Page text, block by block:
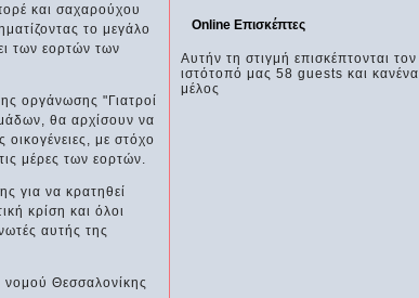
και σαχαρούχου
το μεγάλο
των εορτών των
οργάνωσης "Γιατροί
θα αρχίσουν να
με στόχο
μέρες των εορτών.
για να κρατηθεί
κρίση και όλοι
αυτής της
νομού Θεσσαλονίκης
Online Επισκέπτες
Αυτήν τη στιγμή επισκέπτονται τον
ιστότοπό μας 58 guests και κανένα
μέλος